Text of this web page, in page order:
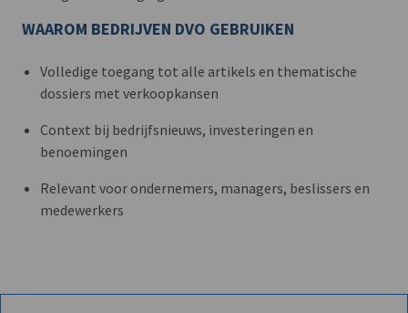
WAAROM BEDRIJVEN DVO GEBRUIKEN
Volledige toegang tot alle artikels en thematische
dossiers met verkoopkansen
Context bij bedrijfsnieuws, investeringen en
benoemingen
Relevant voor ondernemers, managers, beslissers en
medewerkers